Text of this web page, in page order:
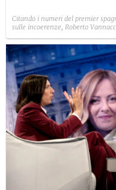
Citando i numeri del premier
sulle incoerenze, Roberto
gestione dei flussi.